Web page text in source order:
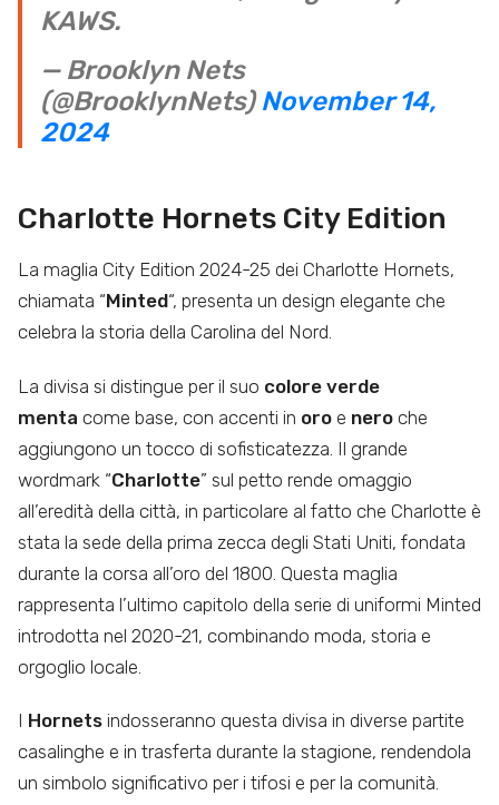
KAWS.
— Brooklyn Nets
(@BrooklynNets)November 14,
2024
Charlotte Hornets City Edition
La maglia City Edition 2024-25 dei Charlotte Hornets,
chiamata “Minted“, presenta un design elegante che
celebra la storia della Carolina del Nord.
La divisa si distingue per il suo colore verde
menta come base, con accenti in oro e nero che
aggiungono un tocco di sofisticatezza. Il grande
wordmark “Charlotte” sul petto rende omaggio
all’eredità della città, in particolare al fatto che Charlotte è
stata la sede della prima zecca degli Stati Uniti, fondata
durante la corsa all’oro del 1800. Questa maglia
rappresenta l’ultimo capitolo della serie di uniformi Minted
introdotta nel 2020-21, combinando moda, storia e
orgoglio locale.
I Hornets indosseranno questa divisa in diverse partite
casalinghe e in trasferta durante la stagione, rendendola
un simbolo significativo per i tifosi e per la comunità.